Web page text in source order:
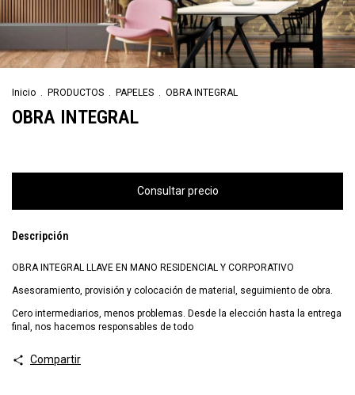
Inicio . PRODUCTOS . PAPELES . OBRA INTEGRAL
OBRA INTEGRAL
Descripción
OBRA INTEGRAL LLAVE EN MANO RESIDENCIAL Y CORPORATIVO
Asesoramiento, provisión y colocación de material, seguimiento de obra.
Cero intermediarios, menos problemas. Desde la elección hasta la entrega
final, nos hacemos responsables de todo
Compartir